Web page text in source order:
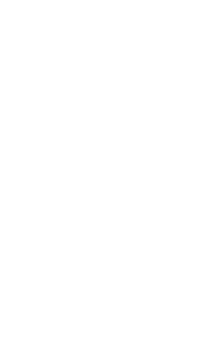
的一点是它支持最新|的
非常适合新手。
工具的潜力：
格的图像，这为我的创作打开
化的艺术作品，比起单张图像
更加流畅无阻。